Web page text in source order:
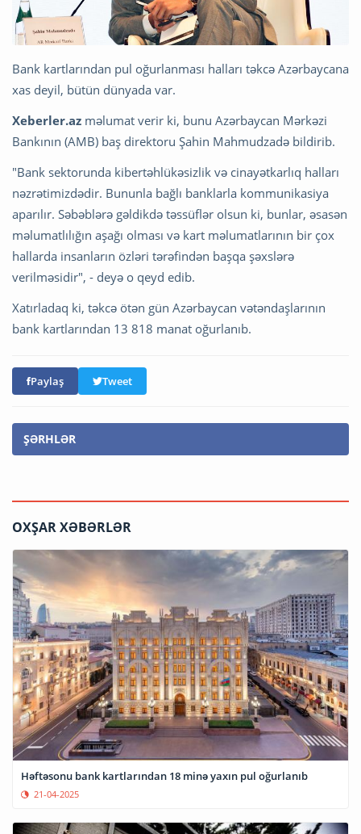
Bank kartlarından pul oğurlanması halları təkcə Azərbaycana
xas deyil, bütün dünyada var.
Xeberler.az məlumat verir ki, bunu Azərbaycan Mərkəzi
Bankının (AMB) baş direktoru Şahin Mahmudzadə bildirib.
"Bank sektorunda kibertəhlükəsizlik və cinayətkarlıq halları
nəzrətimizdədir. Bununla bağlı banklarla kommunikasiya
aparılır. Səbəblərə gəldikdə təssüflər olsun ki, bunlar, əsasən
məlumatlılığın aşağı olması və kart məlumatlarının bir çox
hallarda insanların özləri tərəfindən başqa şəxslərə
verilməsidir", - deyə o qeyd edib.
Xatırladaq ki, təkcə ötən gün Azərbaycan vətəndaşlarının
bank kartlarından 13 818 manat oğurlanıb.
Paylaş Tweet
ŞƏRHLƏR
OXŞAR XƏBƏRLƏR
Həftəsonu bank kartlarından 18 minə yaxın pul oğurlanıb
21-04-2025